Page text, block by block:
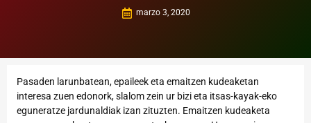
marzo 3, 2020
Pasaden larunbatean, epaileek eta emaitzen kudeaketan
interesa zuen edonork, slalom zein ur bizi eta itsas-kayak-eko
eguneratze jardunaldiak izan zituzten. Emaitzen kudeaketa